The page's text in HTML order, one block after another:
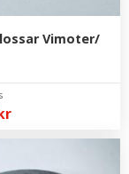
Vimoter/